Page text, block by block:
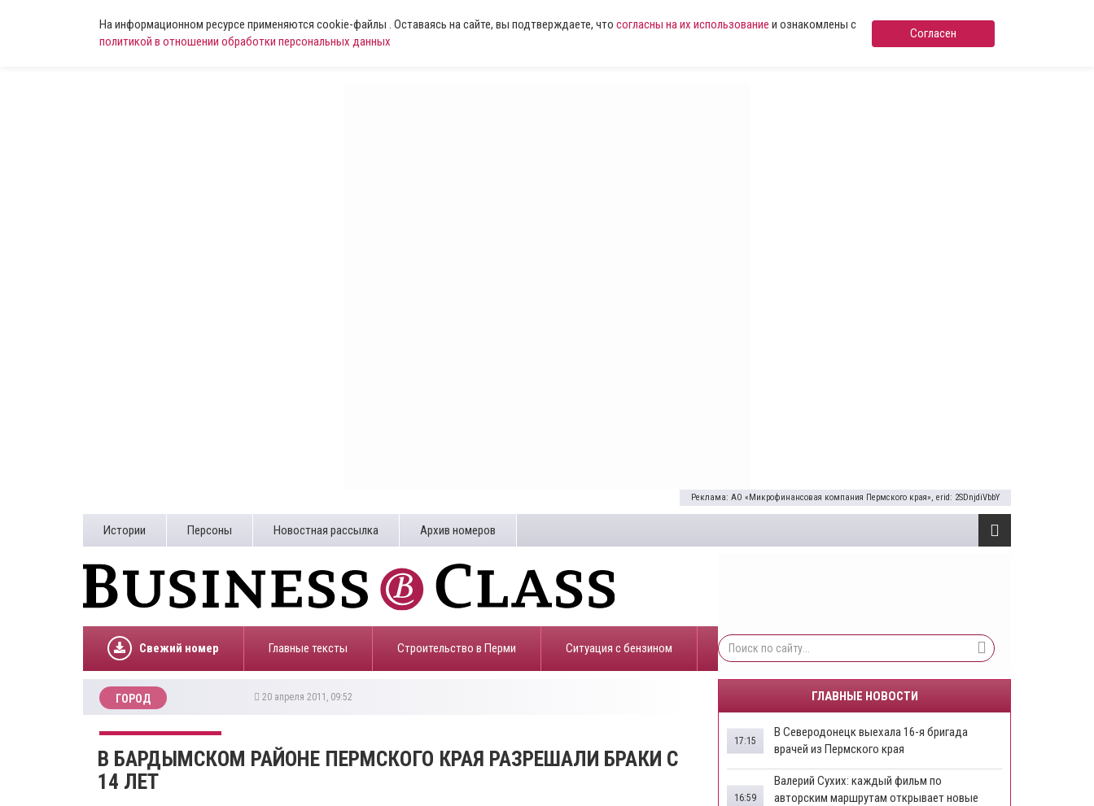
На информационном ресурсе применяются cookie-файлы . Оставаясь на сайте, вы подтверждаете, что согласны на их использование и ознакомлены с
политикой в отношении обработки персональных данных
Согласен
Реклама: АО «Микрофинансовая компания Пермского края», erid: 2SDnjdiVbbY
Истории Персоны Новостная рассылка Архив номеров
Свежий номер Главные тексты Строительство в Перми ​Ситуация с бензином
ГОРОД 20 апреля 2011, 09:52
В БАРДЫМСКОМ РАЙОНЕ ПЕРМСКОГО КРАЯ РАЗРЕШАЛИ БРАКИ С
14 ЛЕТ
ГЛАВНЫЕ НОВОСТИ
В Северодонецк выехала 16-я бригада
врачей из Пермского края
17:15
​Валерий Сухих: каждый фильм по
авторским маршрутам открывает новые
16:59